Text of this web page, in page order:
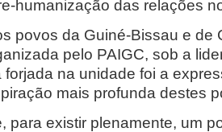
humanização das relações
povos da Guiné-Bissau e de
pelo PAIGC, sob a
forjada na unidade foi a
mais profunda destes
para existir plenamente, um